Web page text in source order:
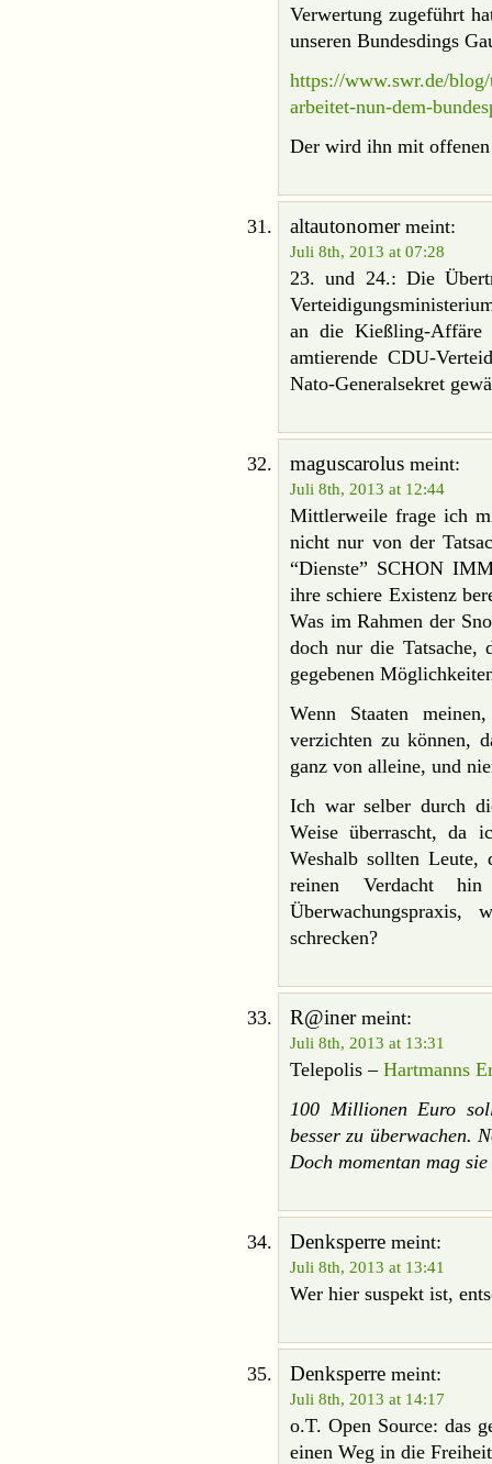
Verwertung zugeführt
unseren Bundesdings
https://www.swr.de/
arbeitet-nun-dem-
Der wird ihn mit offenen
altautonomermeint:
Juli 8th, 2013 at 07:28
23. und 24.: Die
an die Kießling-Affäre
amtierende CDU-
Nato-Generalsekret
maguscarolus meint:
Juli 8th, 2013 at 12:44
Mittlerweile frage ich
nicht nur von der
“Dienste” SCHON
ihre schiere Existenz
Was im Rahmen der
doch nur die Tatsache,
gegebenen
Wenn Staaten
verzichten zu können,
ganz von alleine, und
Ich war selber durch
Weise überrascht, da
Weshalb sollten Leute,
reinen Verdacht
schrecken?
R@inermeint:
Juli 8th, 2013 at 13:31
Telepolis – Hartmanns
100 Millionen Euro
besser zu überwachen.
Doch momentan mag
Denksperre meint:
Juli 8th, 2013 at 13:41
Wer hier suspekt ist,
Denksperre meint:
Juli 8th, 2013 at 14:17
o.T. Open Source: das
einen Weg in die